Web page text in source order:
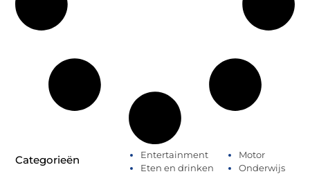
Categorieën
Entertainment
Eten en drinken
Motor
Onderwijs